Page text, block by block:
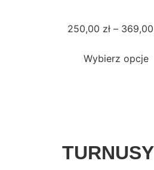
250,00 zł – 369,00
Wybierz opcje